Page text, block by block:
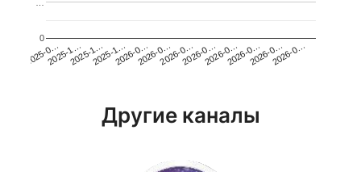
2025-0…2025-1…2025-1…2025-1…2026-0…2026-0…2026-0…2026-0…2026-0…2026-0…2026-0…2026-0…
0
Другие каналы